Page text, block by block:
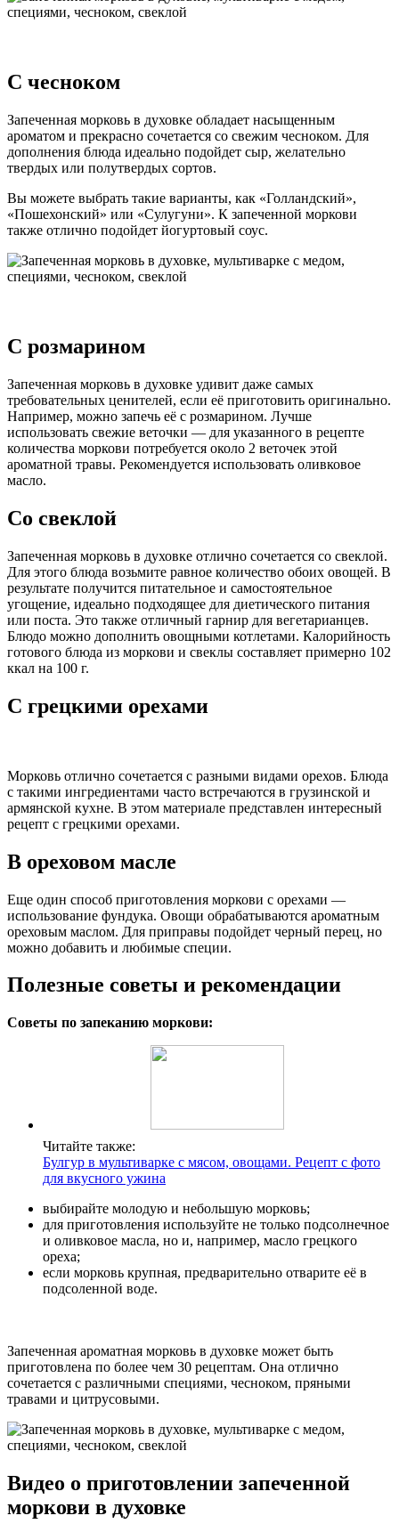
С чесноком
Запеченная морковь в духовке обладает насыщенным
ароматом и прекрасно сочетается со свежим чесноком. Для
дополнения блюда идеально подойдет сыр, желательно
твердых или полутвердых сортов.
Вы можете выбрать такие варианты, как «Голландский»,
«Пошехонский» или «Сулугуни». К запеченной моркови
также отлично подойдет йогуртовый соус.
С розмарином
Запеченная морковь в духовке удивит даже самых
требовательных ценителей, если её приготовить оригинально.
Например, можно запечь её с розмарином. Лучше
использовать свежие веточки — для указанного в рецепте
количества моркови потребуется около 2 веточек этой
ароматной травы. Рекомендуется использовать оливковое
масло.
Со свеклой
Запеченная морковь в духовке отлично сочетается со свеклой.
Для этого блюда возьмите равное количество обоих овощей. В
результате получится питательное и самостоятельное
угощение, идеально подходящее для диетического питания
или поста. Это также отличный гарнир для вегетарианцев.
Блюдо можно дополнить овощными котлетами. Калорийность
готового блюда из моркови и свеклы составляет примерно 102
ккал на 100 г.
С грецкими орехами
Морковь отлично сочетается с разными видами орехов. Блюда
с такими ингредиентами часто встречаются в грузинской и
армянской кухне. В этом материале представлен интересный
рецепт с грецкими орехами.
В ореховом масле
Еще один способ приготовления моркови с орехами —
использование фундука. Овощи обрабатываются ароматным
ореховым маслом. Для приправы подойдет черный перец, но
можно добавить и любимые специи.
Полезные советы и рекомендации
Советы по запеканию моркови:
Читайте также:
Булгур в мультиварке с мясом, овощами. Рецепт с фото
для вкусного ужина
выбирайте молодую и небольшую морковь;
для приготовления используйте не только подсолнечное
и оливковое масла, но и, например, масло грецкого
ореха;
если морковь крупная, предварительно отварите её в
подсоленной воде.
Запеченная ароматная морковь в духовке может быть
приготовлена по более чем 30 рецептам. Она отлично
сочетается с различными специями, чесноком, пряными
травами и цитрусовыми.
Видео о приготовлении запеченной
моркови в духовке